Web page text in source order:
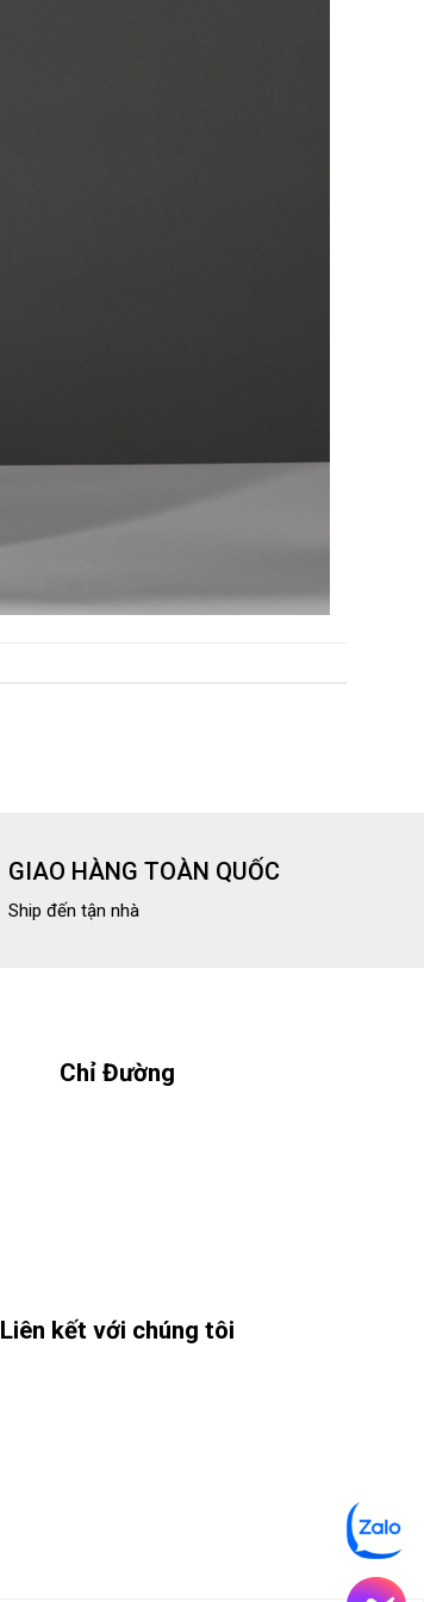
GIAO HÀNG TOÀN QUỐC
Ship đến tận nhà
Chỉ Đường
Liên kết với chúng tôi